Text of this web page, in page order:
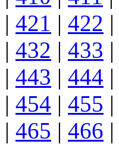
| 421 | 422 |
| 432 | 433 |
| 443 | 444 |
| 454 | 455 |
| 465 | 466 |